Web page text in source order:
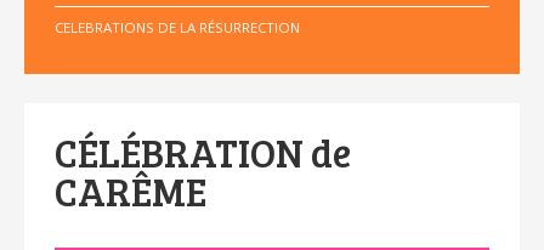
CELEBRATIONS DE LA RÉSURRECTION
CÉLÉBRATION de
CARÊME